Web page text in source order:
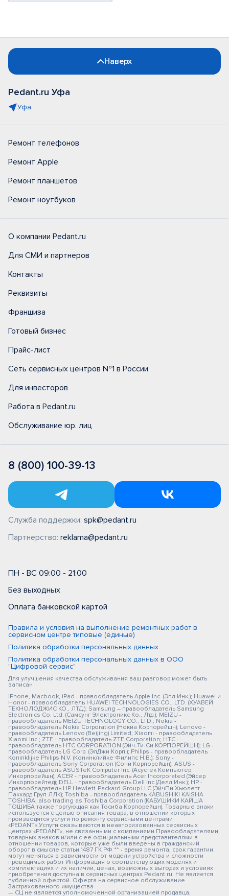
Наверх
Pedant.ru Уфа
Уфа
Ремонт телефонов
Ремонт Apple
Ремонт планшетов
Ремонт ноутбуков
О компании Pedant.ru
Для СМИ и партнеров
Контакты
Реквизиты
Франшиза
Готовый бизнес
Прайс-лист
Сеть сервисных центров №1 в России
Для инвесторов
Работа в Pedant.ru
Обслуживание юр. лиц
8 (800) 100-39-13
Служба поддержки: spk@pedant.ru
Партнерство: reklama@pedant.ru
ПН - ВС 09:00 - 21:00
Без выходных
Оплата банковской картой
Правила и условия на выполнение ремонтных работ в
сервисном центре типовые (единые)
Политика обработки персональных данных
Политика обработки персональных данных в ООО
"Цифровой сервис"
Для улучшения качества обслуживания ваш разговор может быть
записан
iPhone, Macbook, iPad - правообладатель Apple Inc. (Эпл Инк.); Huawei и
Honor - правообладатель HUAWEI TECHNOLOGIES CO., LTD. (ХУАВЕЙ
ТЕКНОЛОДЖИС КО., ЛТД.); Samsung – правообладатель Samsung
Electronics Co. Ltd. (Самсунг Электроникс Ко., Лтд.); MEIZU -
правообладатель MEIZU TECHNOLOGY CO., LTD.; Nokia -
правообладатель Nokia Corporation (Нокиа Корпорейшн); Lenovo -
правообладатель Lenovo (Beijing) Limited; Xiaomi - правообладатель
Xiaomi Inc.; ZTE - правообладатель ZTE Corporation; HTC -
правообладатель HTC CORPORATION (Эйч-Ти-Си КОРПОРЕЙШН); LG -
правообладатель LG Corp. (ЭлДжи Корп.); Philips - правообладатель
Koninklijke Philips N.V. (Конинклийке Филипс Н.В.); Sony -
правообладатель Sony Corporation (Сони Корпорейшн); ASUS -
правообладатель ASUSTeK Computer Inc. (Асустек Компьютер
Инкорпорейшн); ACER - правообладатель Acer Incorporated (Эйсер
Инкорпорейтед); DELL - правообладатель Dell Inc.(Делл Инк.); HP -
правообладатель HP Hewlett-Packard Group LLC (ЭйчПи Хьюлетт
Паккард Груп ЛЛК); Toshiba - правообладатель KABUSHIKI KAISHA
TOSHIBA, also trading as Toshiba Corporation (КАБУШИКИ КАЙША
ТОШИБА также торгующая как Тосиба Корпорейшн). Товарные знаки
используется с целью описания товара, в отношении которых
производятся услуги по ремонту сервисными центрами
«PEDANT».Услуги оказываются в неавторизованных сервисных
центрах «PEDANT», не связанными с компаниями Правообладателями
товарных знаков и/или с ее официальными представителями в
отношении товаров, которые уже были введены в гражданский
оборот в смысле статьи 1487 ГК РФ ** - время ремонта, срок гарантии
могут меняться в зависимости от модели устройства и сложности
проводимых работ Информация о соответствующих моделях и
комплектациях и их наличии, ценах, возможных выгодах и условиях
приобретения доступна в сервисных центрах Pedant.ru. Не является
публичной офертой. Оферта на сервисное обслуживание
Застрахованного имущества
— СЦ не является уполномоченной организацией продавца,